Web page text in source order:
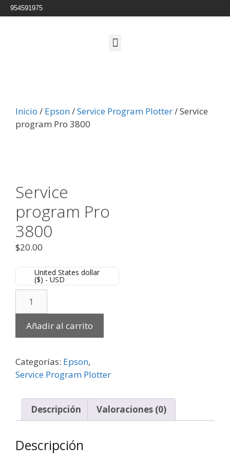
954591975
Inicio / Epson/Service Program Plotter/ Service
program Pro 3800
Service
program Pro
3800
$20.00
United States dollar
($) - USD
Añadir al carrito
Categorías: Epson,
Service Program Plotter
Descripción Valoraciones (0)
Descripción